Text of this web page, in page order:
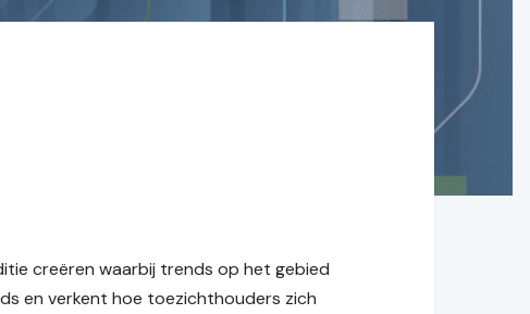
creëren waarbij trends op het gebied
en verkent hoe toezichthouders zich